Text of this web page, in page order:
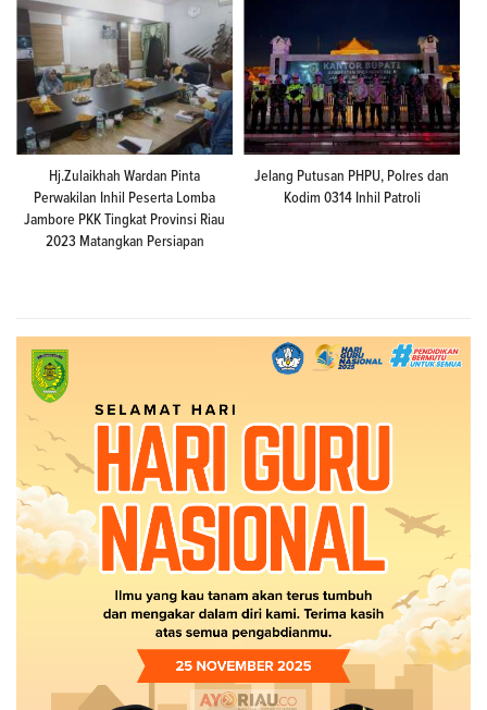
Hj.Zulaikhah Wardan Pinta
Perwakilan Inhil Peserta Lomba
Jambore PKK Tingkat Provinsi Riau
2023 Matangkan Persiapan
Jelang Putusan PHPU, Polres dan
Kodim 0314 Inhil Patroli